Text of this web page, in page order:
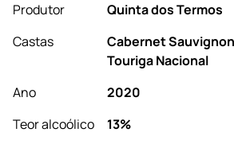
Produtor
Quinta dos Termos
Castas
Cabernet
Touriga Nacional
Ano
2020
Teor alcoólico
13%